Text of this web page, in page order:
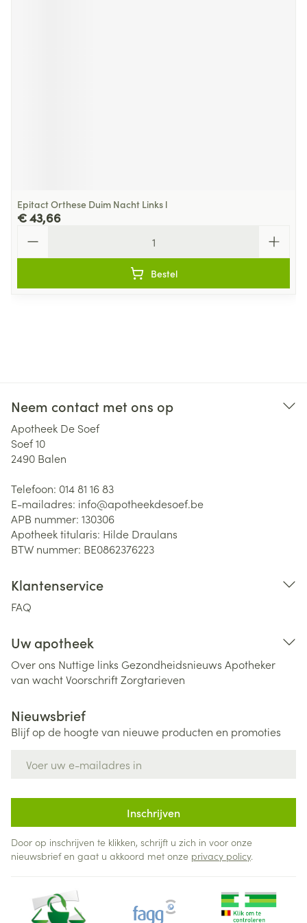
Epitact Orthese Duim Nacht Links l
€ 43,66
Bestel
Neem contact met ons op
Apotheek De Soef
Soef 10
2490 Balen
Telefoon: 014 81 16 83
E-mailadres: info@apotheekdesoef.be
APB nummer: 130306
Apotheek titularis: Hilde Draulans
BTW nummer: BE0862376223
Klantenservice
FAQ
Uw apotheek
Over ons Nuttige links Gezondheidsnieuws Apotheker
van wachtVoorschriftZorgtarieven
Nieuwsbrief
Blijf op de hoogte van nieuwe producten en promoties
Inschrijven
Door op inschrijven te klikken, schrijft u zich in voor onze
nieuwsbrief en gaat u akkoord met onze privacy policy.